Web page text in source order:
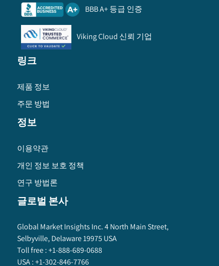
BBB A+ 등급 인증
Viking Cloud 신뢰 기업
링크
제품 정보
주문 방법
정보
이용약관
개인 정보 보호 정책
연구 방법론
글로벌 본사
Global Market Insights Inc. 4 North Main Street,
Selbyville, Delaware 19975 USA
Toll free :+1-888-689-0688
USA :+1-302-846-7766